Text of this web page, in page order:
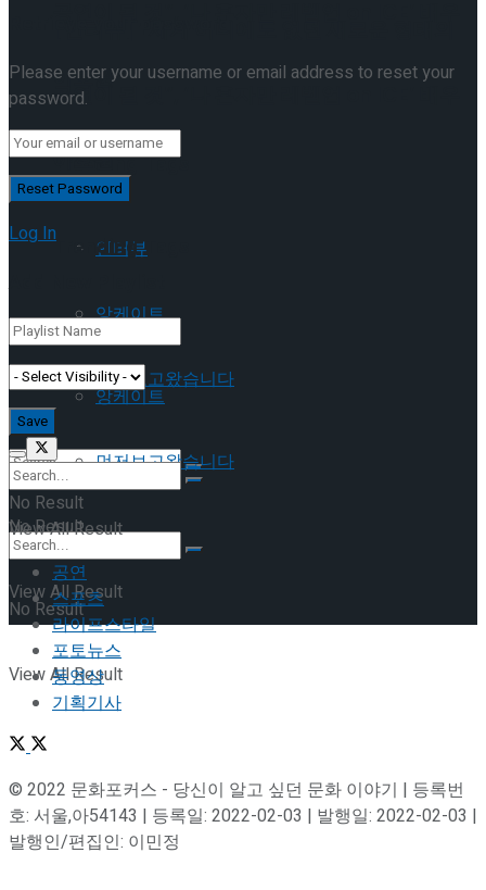
이호원
Trending Tags
인터뷰
앙케이트
먼저보고왔습니다
No Result
View All Result
공연이 될 것”, ‘나 혼자만 레벨업 on ICE’ 배우
이호원
Trending Tags
인터뷰
앙케이트
먼저보고왔습니다
No Result
View All Result
Please enter your username or email address to reset your
password.
Log In
No Result
View All Result
공연
스포츠
라이프스타일
포토뉴스
동영상
기획기사
© 2022 문화포커스 - 당신이 알고 싶던 문화 이야기 | 등록번
호: 서울,아54143 | 등록일: 2022-02-03 | 발행일: 2022-02-03 |
발행인/편집인: 이민정